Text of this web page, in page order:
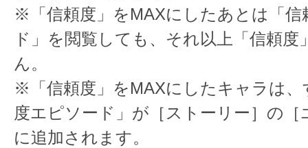
※「信頼度」をMAXにしたあとは「信
ド」を閲覧しても、それ以上「信頼度
ん。
※「信頼度」をMAXにしたキャラは、
度エピソード」が［ストーリー］の［
に追加されます。